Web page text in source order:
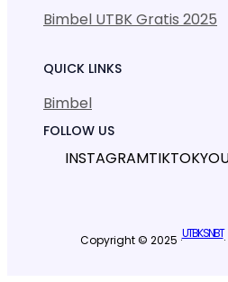
Bimbel UTBK Gratis 2025
QUICK LINKS
Bimbel
FOLLOW US
INSTAGRAMTIKTOK
Copyright © 2025 ·UTBK SNBT